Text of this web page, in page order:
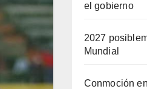
el gobierno
2027
Mundial
Conmoción